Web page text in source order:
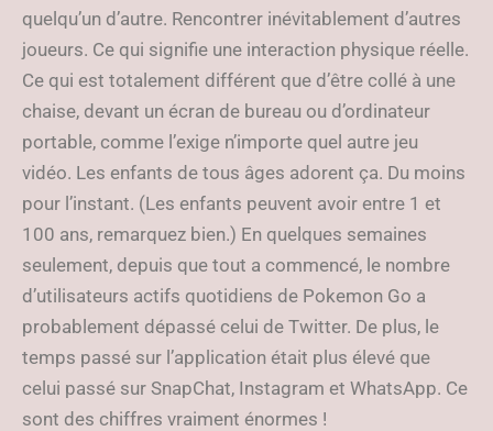
quelqu’un d’autre. Rencontrer inévitablement d’autres
joueurs. Ce qui signifie une interaction physique réelle.
Ce qui est totalement différent que d’être collé à une
chaise, devant un écran de bureau ou d’ordinateur
portable, comme l’exige n’importe quel autre jeu
vidéo. Les enfants de tous âges adorent ça. Du moins
pour l’instant. (Les enfants peuvent avoir entre 1 et
100 ans, remarquez bien.) En quelques semaines
seulement, depuis que tout a commencé, le nombre
d’utilisateurs actifs quotidiens de Pokemon Go a
probablement dépassé celui de Twitter. De plus, le
temps passé sur l’application était plus élevé que
celui passé sur SnapChat, Instagram et WhatsApp. Ce
sont des chiffres vraiment énormes !